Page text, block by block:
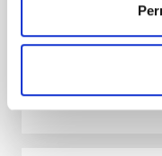
desarrollan. Cada
Fecha de